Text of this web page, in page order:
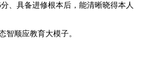
、具备进修根本后，能清晰晓得本人
顺应教育大模子。